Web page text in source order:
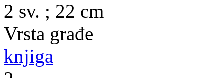
2 sv. ; 22 cm
Vrsta građe
knjiga